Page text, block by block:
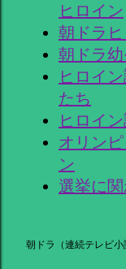
ヒロイン
朝ドラ
朝ドラ幼
ヒロイ
たち
ヒロイ
オリン
ン
選挙に
朝ドラ（連続テレビ小